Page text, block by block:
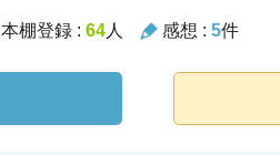
本棚登録 : 64人 感想 : 5件